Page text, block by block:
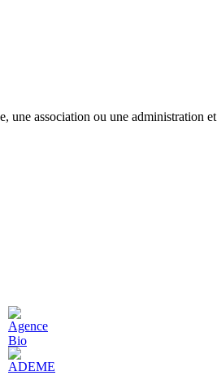
une association ou une administration et